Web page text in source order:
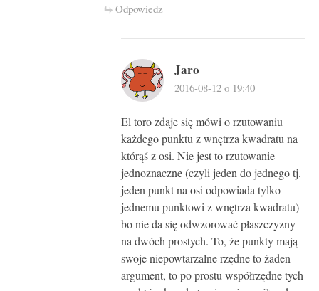
Odpowiedz
Jaro
2016-08-12 o 19:40
El toro zdaje się mówi o rzutowaniu
każdego punktu z wnętrza kwadratu na
którąś z osi. Nie jest to rzutowanie
jednoznaczne (czyli jeden do jednego tj.
jeden punkt na osi odpowiada tylko
jednemu punktowi z wnętrza kwadratu)
bo nie da się odwzorować płaszczyzny
na dwóch prostych. To, że punkty mają
swoje niepowtarzalne rzędne to żaden
argument, to po prostu współrzędne tych